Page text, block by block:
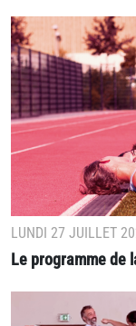
LUNDI 27 JUILLET
Le programme de